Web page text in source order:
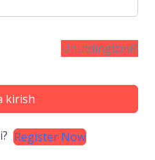
Unutdingizmi?
kirish
Register Now